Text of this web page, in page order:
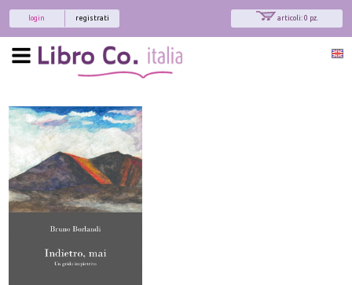
articoli: 0 pz.
registrati
login